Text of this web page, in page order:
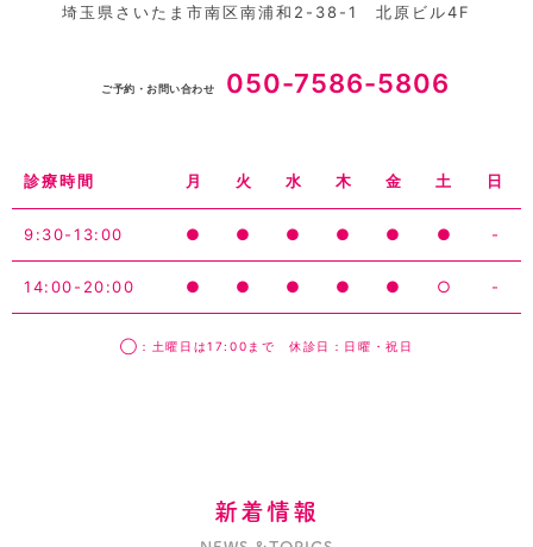
埼玉県さいたま市南区南浦和2-38-1 北原ビル4F
ご予約・お問い合わせ 050-7586-5806
診療時間 月 火 水 木 金 土 日
9:30-13:00 ● ● ● ● ● ● -
14:00-20:00 ● ● ● ● ● ○ -
◯：土曜日は17:00まで 休診日：日曜・祝日
新着情報